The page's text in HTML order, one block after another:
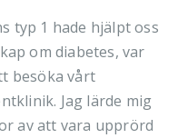
typ 1 hade hjälpt oss
om diabetes, var
besöka vårt
Jag lärde mig
av att vara upprörd